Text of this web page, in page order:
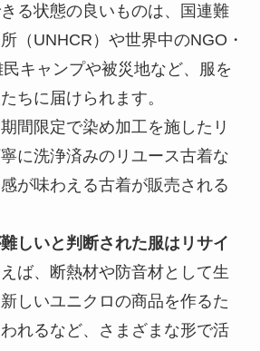
る状態の良いものは、国連難
（UNHCR）や世界中のNGO・
キャンプや被災地など、服を
ちに届けられます。
間限定で染め加工を施したリ
に洗浄済みのリユース古着な
が味わえる古着が販売される
しいと判断された服はリサイ
ば、断熱材や防音材として生
しいユニクロの商品を作るた
れるなど、さまざまな形で活